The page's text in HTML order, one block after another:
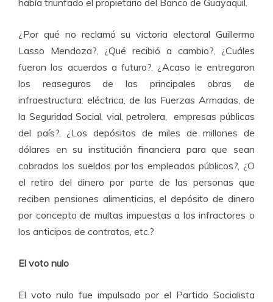
había triunfado el propietario del Banco de Guayaquil.
¿Por qué no reclamó su victoria electoral Guillermo
Lasso Mendoza?, ¿Qué recibió a cambio?, ¿Cuáles
fueron los acuerdos a futuro?, ¿Acaso le entregaron
los reaseguros de las principales obras de
infraestructura: eléctrica, de las Fuerzas Armadas, de
la Seguridad Social, vial, petrolera, empresas públicas
del país?, ¿Los depósitos de miles de millones de
dólares en su institución financiera para que sean
cobrados los sueldos por los empleados públicos?, ¿O
el retiro del dinero por parte de las personas que
reciben pensiones alimenticias, el depósito de dinero
por concepto de multas impuestas a los infractores o
los anticipos de contratos, etc.?
El voto nulo
El voto nulo fue impulsado por el Partido Socialista